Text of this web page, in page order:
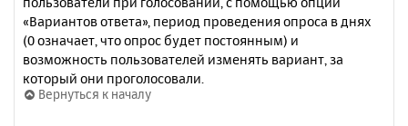
«Вариантов ответа», период проведения опроса в днях
(0 означает, что опрос будет постоянным) и
возможность пользователей изменять вариант, за
который они проголосовали.
Вернуться к началу